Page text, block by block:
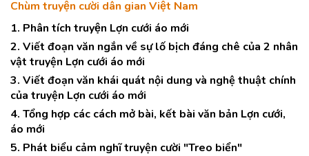
Chùm truyện cười dân gian Việt Nam
1. Phân tích truyện Lợn cưới áo mới
2. Viết đoạn văn ngắn về sự lố bịch đáng chê của 2 nhân
vật truyện Lợn cưới áo mới
3. Viết đoạn văn khái quát nội dung và nghệ thuật chính
của truyện Lợn cưới áo mới
4. Tổng hợp các cách mở bài, kết bài văn bản Lợn cưới,
áo mới
5. Phát biểu cảm nghĩ truyện cười "Treo biển"